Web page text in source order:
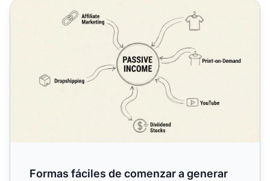
Formas fáciles de comenzar a generar ingresos pasivos
Formas fáciles de comenzar a generar